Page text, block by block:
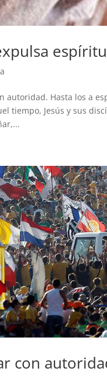
autoridad. Hasta los a
tiempo, Jesús y sus
con